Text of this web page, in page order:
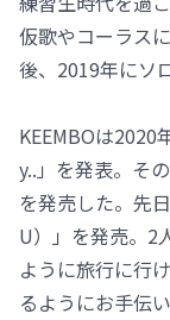
仮歌やコーラス
後、2019年にソ
KEEMBOは2020
y..」を発表。そ
を発売した。先
U）」を発売。2
ように旅行に行
るようにお手伝